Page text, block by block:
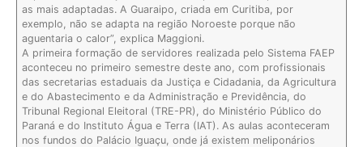
as mais adaptadas. A Guaraipo, criada em Curitiba, por
exemplo, não se adapta na região Noroeste porque não
aguentaria o calor”, explica Maggioni.
A primeira formação de servidores realizada pelo Sistema FAEP
aconteceu no primeiro semestre deste ano, com profissionais
das secretarias estaduais da Justiça e Cidadania, da Agricultura
e do Abastecimento e da Administração e Previdência, do
Tribunal Regional Eleitoral (TRE-PR), do Ministério Público do
Paraná e do Instituto Água e Terra (IAT). As aulas aconteceram
nos fundos do Palácio Iguaçu, onde já existem meliponários